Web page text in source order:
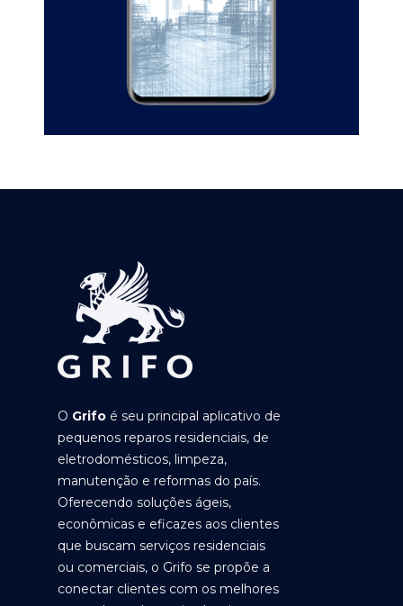
O Grifo é seu principal aplicativo de
pequenos reparos residenciais, de
eletrodomésticos, limpeza,
manutenção e reformas do país.
Oferecendo soluções ágeis,
econômicas e eficazes aos clientes
que buscam serviços residenciais
ou comerciais, o Grifo se propõe a
conectar clientes com os melhores